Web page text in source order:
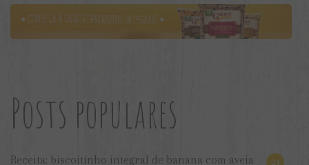
Posts populares
Receita: biscoitinho integral de banana com aveia 24